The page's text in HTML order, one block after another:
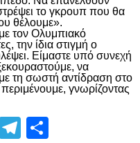
το γκρουπ που θα
θέλουμε».
τον Ολυμπιακό
την ίδια στιγμή ο
Είμαστε υπό συνεχή
να
τη σωστή αντίδραση στο
γνωρίζοντας
Telegram